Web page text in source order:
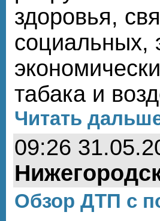
здоровья,
социальных,
табака и
Читать
09:26
Обзор ДТП с